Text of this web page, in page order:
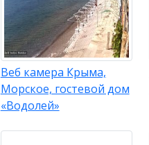
Веб камера Крыма,
Морское, гостевой дом
«Водолей»